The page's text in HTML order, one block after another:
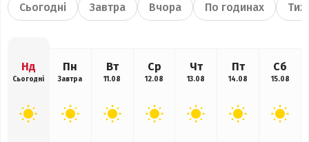
Сьогодні Завтра Вчора По годинах
Нд
Сьогодні
Пн
Завтра
Вт
11.08
Ср
12.08
Чт
13.08
Пт
14.08
Сб
15.08